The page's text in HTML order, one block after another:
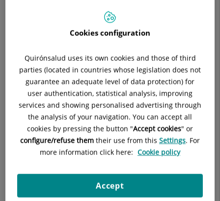
ALAN
Assistència Sanitària (solo Urgencias)
AXA Salud
CASER
Cookies configuration
Quirónsalud uses its own cookies and those of third
parties (located in countries whose legislation does not
guarantee an adequate level of data protection) for
user authentication, statistical analysis, improving
services and showing personalised advertising through
the analysis of your navigation. You can accept all
cookies by pressing the button "Accept cookies" or
configure/refuse them their use from this Settings. For
more information click here: Cookie policy
Accept